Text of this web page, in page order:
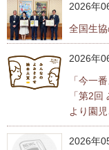
2026年
全国生
2026年
「今一
「第2
より園
2026年